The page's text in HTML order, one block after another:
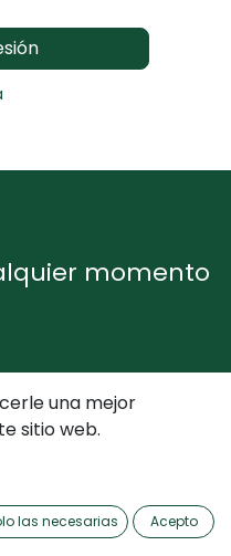
momento
una mejor
sitio web.
las necesarias Acepto